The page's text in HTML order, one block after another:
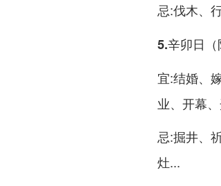
忌:伐木、
5.辛卯日（
宜:结婚、
业、开幕
忌:掘井、
灶...